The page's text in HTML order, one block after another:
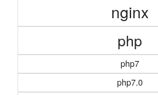
nginx
php
php7
php7.0